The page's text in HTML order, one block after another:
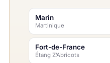
Marin
Martinique
Fort-de-France
Étang Z’Abricots